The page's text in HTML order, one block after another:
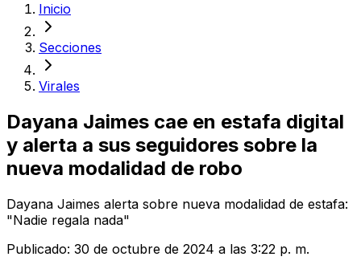
Inicio
Secciones
Virales
Dayana Jaimes cae en estafa digital
y alerta a sus seguidores sobre la
nueva modalidad de robo
Dayana Jaimes alerta sobre nueva modalidad de estafa:
"Nadie regala nada"
Publicado: 30 de octubre de 2024 a las 3:22 p. m.